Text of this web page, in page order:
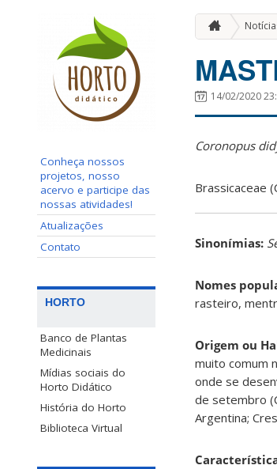
Conheça nossos
projetos, nosso
acervo e participe das
nossas atividades!
Atualizações
Contato
HORTO
Banco de Plantas
Medicinais
Mídias sociais do
Horto Didático
História do Horto
Biblioteca Virtual
14/02/2020
Coronopus
Brassicaceae
Sinonímias:
Nomes
rasteiro,
Origem ou
muito comum
onde se
de setembro
Argentina;